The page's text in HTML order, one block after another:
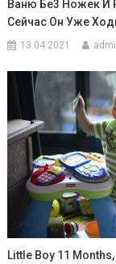
Ваню Бe3 Ножек И
Сейчас Он Уже
13.04.2021
Little Boy 11